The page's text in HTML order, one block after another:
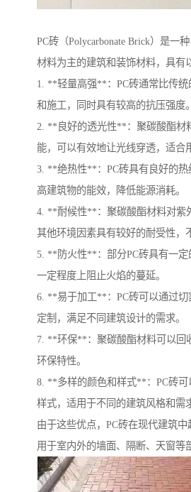
PC砖（Polycarbonate Brick）是一
材料为主的建筑和装饰材料，具有
1. **轻量高强**：PC砖通常比传
和施工，同时具有较高的抗压强度。
2. **良好的透光性**：聚碳酸酯材
能，可以有效地让光线穿透，适合
3. **绝热性**：PC砖具有良好的
高建筑物的能效，降低能源消耗。
4. **耐候性**：聚碳酸酯材料对紫
其他环境因素具有较好的耐受性，
5. **防火性**：部分PC砖具有一
一定程度上阻止火焰的蔓延。
6. **易于加工**：PC砖可以通过
定制，满足不同建筑设计的需求。
7. **环保**：聚碳酸酯材料可以回
环保特性。
8. **多样的颜色和样式**：PC砖可
样式，适用于不同的建筑风格和需
由于这些优点，PC砖在现代建筑
用于室内外的墙面、隔断、天窗等